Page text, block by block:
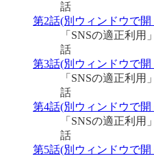
話
第2話(別ウィンドウで開
「SNSの適正利
話
第3話(別ウィンドウで開
「SNSの適正利
話
第4話(別ウィンドウで開
「SNSの適正利
話
第5話(別ウィンドウで開